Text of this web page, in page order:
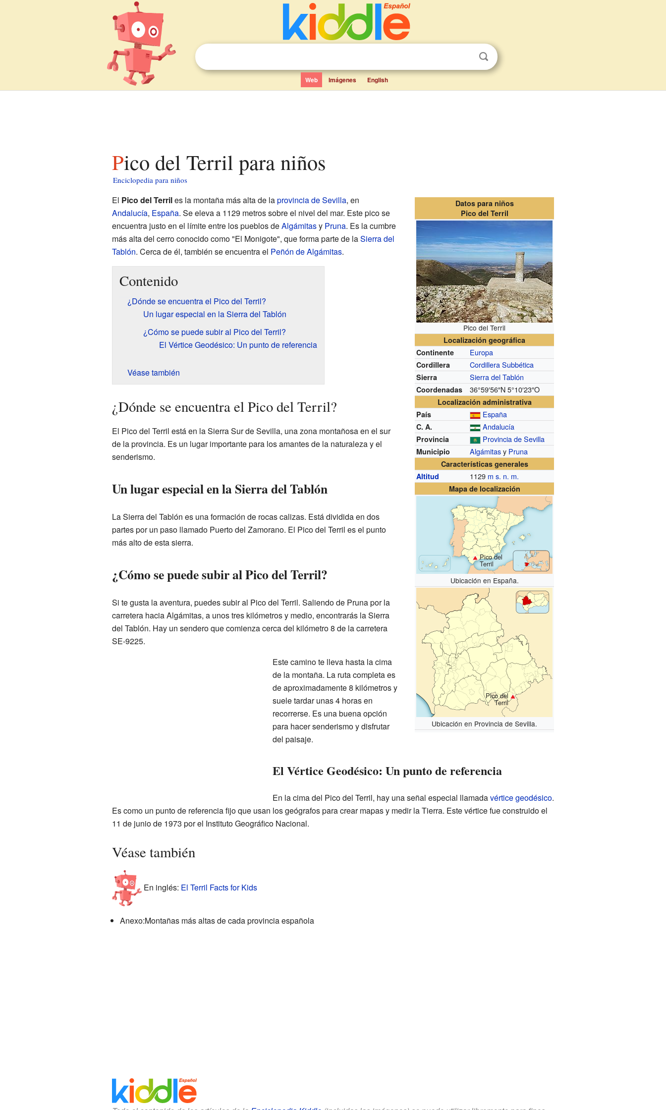
Web Imágenes English
Pico del Terril para niños
Enciclopedia para niños
Datos para niños
Pico del Terril
Pico del Terril
Localización geográfica
Continente
Europa
Cordillera Cordillera Subbética
Sierra Sierra del Tablón
Coordenadas 36°59′56″N 5°10′23″O
Localización administrativa
País
España
C. A. Andalucía
Provincia Provincia de Sevilla
Municipio Algámitasy Pruna
Características generales
Altitud
1129 m s. n. m.
Mapa de localización
Pico del
Terril
Ubicación en España.
Pico del
Terril
Ubicación en Provincia de Sevilla.
El Pico del Terriles la montaña más alta de laprovincia de Sevilla, en
Andalucía, España. Se eleva a 1129 metros sobre el nivel del mar. Este pico se
encuentra justo en el límite entre los pueblos deAlgámitasy Pruna. Es la cumbre
más alta del cerro conocido como "El Monigote", que forma parte de laSierra del
Tablón. Cerca de él, también se encuentra el Peñón de Algámitas.
Contenido
¿Dónde se encuentra el Pico del Terril?
Un lugar especial en la Sierra del Tablón
¿Cómo se puede subir al Pico del Terril?
El Vértice Geodésico: Un punto de referencia
Véase también
¿Dónde se encuentra el Pico del Terril?
El Pico del Terril está en la Sierra Sur de Sevilla, una zona montañosa en el sur
de la provincia. Es un lugar importante para los amantes de la naturaleza y el
senderismo.
Un lugar especial en la Sierra del Tablón
La Sierra del Tablón es una formación de rocas calizas. Está dividida en dos
partes por un paso llamado Puerto del Zamorano. El Pico del Terril es el punto
más alto de esta sierra.
¿Cómo se puede subir al Pico del Terril?
Si te gusta la aventura, puedes subir al Pico del Terril. Saliendo de Pruna por la
carretera hacia Algámitas, a unos tres kilómetros y medio, encontrarás la Sierra
del Tablón. Hay un sendero que comienza cerca del kilómetro 8 de la carretera
SE-9225.
Este camino te lleva hasta la cima
de la montaña. La ruta completa es
de aproximadamente 8 kilómetros y
suele tardar unas 4 horas en
recorrerse. Es una buena opción
para hacer senderismo y disfrutar
del paisaje.
El Vértice Geodésico: Un punto de referencia
En la cima del Pico del Terril, hay una señal especial llamadavértice geodésico.
Es como un punto de referencia fijo que usan los geógrafos para crear mapas y medir la Tierra. Este vértice fue construido el
11 de junio de 1973 por el Instituto Geográfico Nacional.
Véase también
En inglés: El Terril Facts for Kids
Anexo:Montañas más altas de cada provincia española